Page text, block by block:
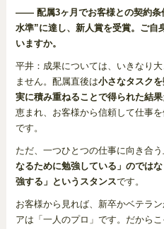
―― 配属3ヶ月でお客様との契約条
水準”に達し、新人賞を受賞。ご自
いますか。
平井：成果については、いきなり
ません。配属直後は小さなタスク
実に積み重ねることで得られた結果
恵まれ、お客様から信頼して仕事
です。
ただ、一つひとつの仕事に向き合う
なるために勉強している」のでは
強する」というスタンスです。
お客様から見れば、新卒かベテラ
アは「一人のプロ」です。だからこ